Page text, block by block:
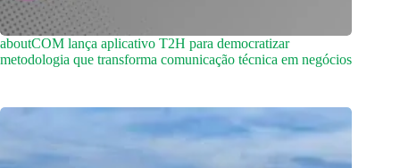
aboutCOM lança aplicativo T2H para democratizar
metodologia que transforma comunicação técnica em negócios